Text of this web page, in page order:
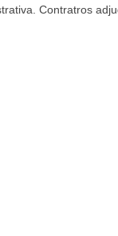
Contratros